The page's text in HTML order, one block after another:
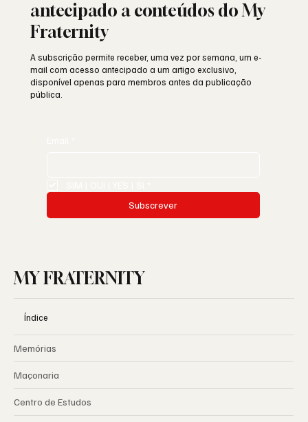
antecipado a conteúdos do My
Fraternity
A subscrição permite receber, uma vez por semana, um e-
mail com acesso antecipado a um artigo exclusivo,
disponível apenas para membros antes da publicação
pública.
Subscrever
MY FRATERNITY
Índice
Memórias
Maçonaria
Centro de Estudos